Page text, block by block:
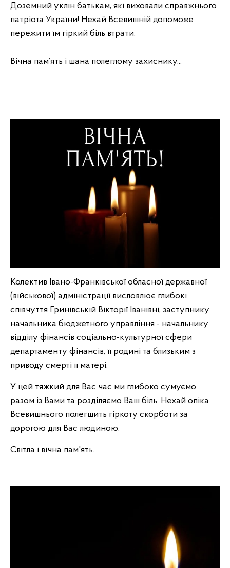
Доземний уклін батькам, які виховали справжнього
патріота України! Нехай Всевишній допоможе
пережити їм гіркий біль втрати.
Вічна пам’ять і шана полеглому захиснику...
Колектив Івано-Франківської обласної державної
(військової) адміністрації висловлює глибокі
співчуття Гринівській Вікторії Іванівні, заступнику
начальника бюджетного управління - начальнику
відділу фінансів соціально-культурної сфери
департаменту фінансів, її родині та близьким з
приводу смерті її матері.
У цей тяжкий для Вас час ми глибоко сумуємо
разом із Вами та розділяємо Ваш біль. Нехай опіка
Всевишнього полегшить гіркоту скорботи за
дорогою для Вас людиною.
Світла і вічна пам'ять..